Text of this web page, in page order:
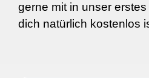
gerne mit in unser
dich natürlich kostenlos